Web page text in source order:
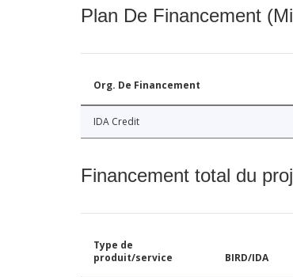
Plan De Financement
Org. De Financement
IDA Credit
Financement total du
Type de
produit/service
BIRD/IDA